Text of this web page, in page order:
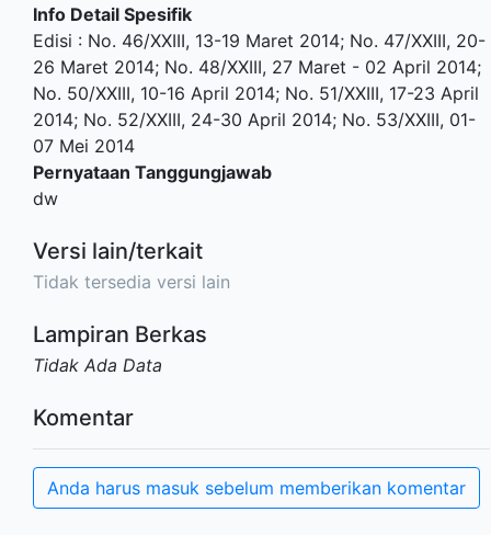
Info Detail Spesifik
Edisi : No. 46/XXIII, 13-19 Maret 2014; No. 47/XXIII, 20-
26 Maret 2014; No. 48/XXIII, 27 Maret - 02 April 2014;
No. 50/XXIII, 10-16 April 2014; No. 51/XXIII, 17-23 April
2014; No. 52/XXIII, 24-30 April 2014; No. 53/XXIII, 01-
07 Mei 2014
Pernyataan Tanggungjawab
dw
Versi lain/terkait
Tidak tersedia versi lain
Lampiran Berkas
Tidak Ada Data
Komentar
Anda harus masuk sebelum memberikan komentar